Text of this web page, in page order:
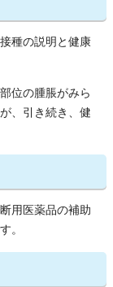
種の説明と健康
位の腫脹がみら
、引き続き、健
用医薬品の補助
。